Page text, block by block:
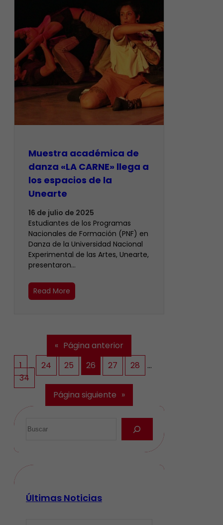
Muestra académica de
danza «LA CARNE» llega a
los espacios de la
Unearte
16 de julio de 2025
Estudiantes de los Programas
Nacionales de Formación (PNF) en
Danza de la Universidad Nacional
Experimental de las Artes, Unearte,
presentaron…
Read More
« Página anterior
1
… 24 25 26 27 28
…
34
Página siguiente »
Últimas Noticias